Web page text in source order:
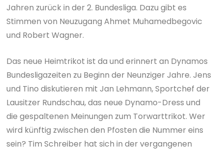
Jahren zurück in der 2. Bundesliga. Dazu gibt es
Stimmen von Neuzugang Ahmet Muhamedbegovic
und Robert Wagner.
Das neue Heimtrikot ist da und erinnert an Dynamos
Bundesligazeiten zu Beginn der Neunziger Jahre. Jens
und Tino diskutieren mit Jan Lehmann, Sportchef der
Lausitzer Rundschau, das neue Dynamo-Dress und
die gespaltenen Meinungen zum Torwarttrikot. Wer
wird künftig zwischen den Pfosten die Nummer eins
sein? Tim Schreiber hat sich in der vergangenen